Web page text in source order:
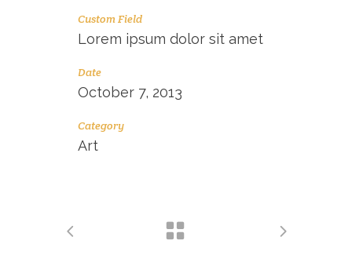
Custom Field
Lorem ipsum dolor sit amet
Date
October 7, 2013
Category
Art